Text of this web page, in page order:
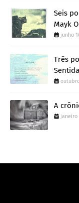
Seis
Mayk
junho
Três
Sentida
A
janeiro